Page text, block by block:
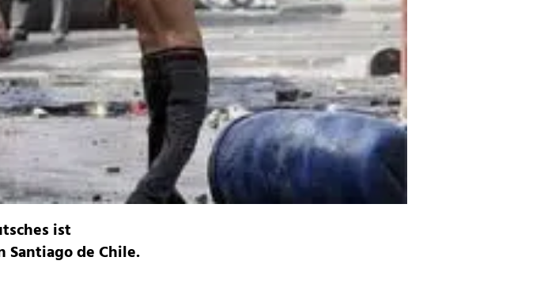
ist
Santiago de Chile.